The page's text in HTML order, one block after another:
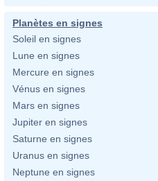
Planètes en signes
Soleil en signes
Lune en signes
Mercure en signes
Vénus en signes
Mars en signes
Jupiter en signes
Saturne en signes
Uranus en signes
Neptune en signes